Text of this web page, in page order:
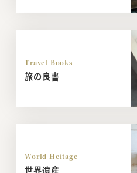
Travel Books
旅の良書
World Heitage
世界遺産